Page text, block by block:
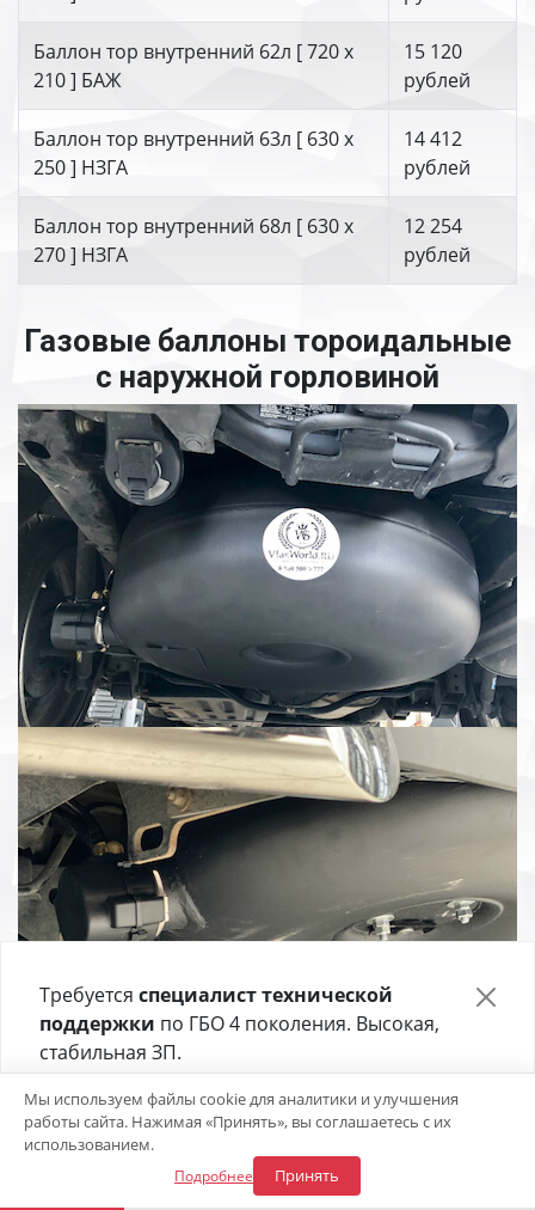
Баллон тор внутренний 62л [ 720 х
210 ] БАЖ
15 120
рублей
Баллон тор внутренний 63л [ 630 х
250 ] НЗГА
14 412
рублей
Баллон тор внутренний 68л [ 630 х
270 ] НЗГА
12 254
рублей
Газовые баллоны тороидальные
с наружной горловиной
Мы используем файлы cookie для аналитики и улучшения
работы сайта. Нажимая «Принять», вы соглашаетесь с их
использованием.
Подробнее Принять
Требуется специалист технической
поддержки по ГБО 4 поколения. Высокая,
стабильная ЗП.
Отправьте своё резюме в форме ниже 👇
Откликнуться на вакансию